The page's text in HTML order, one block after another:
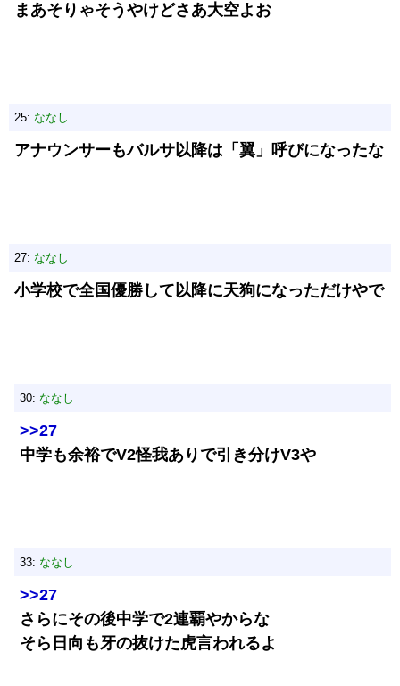
まあそりゃそうやけどさあ大空よお
25: ななし
アナウンサーもバルサ以降は「翼」呼びになったな
27: ななし
小学校で全国優勝して以降に天狗になっただけやで
30: ななし
>>27
中学も余裕でV2怪我ありで引き分けV3や
33: ななし
>>27
さらにその後中学で2連覇やからな
そら日向も牙の抜けた虎言われるよ